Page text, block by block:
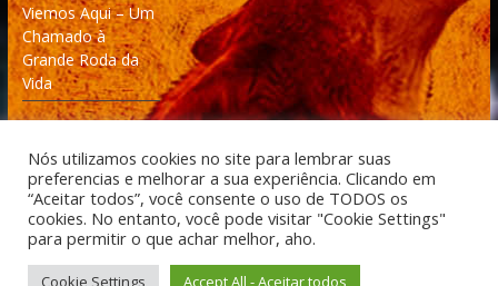
Viemos Aqui – Um
Chamado à
Grande Roda da
Vida
Desenvolvido: Moleculas4D - Engenharia Espacial e
Tecnologia [moleculas4d.com.br]
Nós utilizamos cookies no site para lembrar suas
preferencias e melhorar a sua experiência. Clicando em
“Aceitar todos”, você consente o uso de TODOS os
cookies. No entanto, você pode visitar "Cookie Settings"
para permitir o que achar melhor, aho.
Cookie Settings Accept All - Aceitar todos